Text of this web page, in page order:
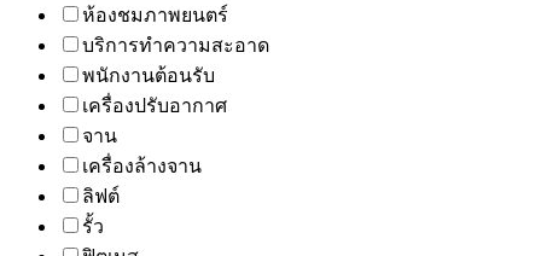
ห้องชมภาพยนตร์
บริการทำความสะอาด
พนักงานต้อนรับ
เครื่องปรับอากาศ
จาน
เครื่องล้างจาน
ลิฟต์
รั้ว